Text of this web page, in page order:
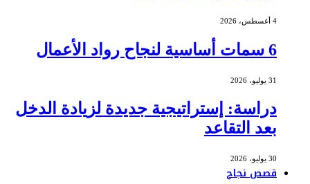
4 أغسطس، 2026
6 سمات أساسية لنجاح رواد الأعمال
31 يوليو، 2026
دراسة: إستراتيجية جديدة لزيادة الدخل
بعد التقاعد
30 يوليو، 2026
قصص نجاح